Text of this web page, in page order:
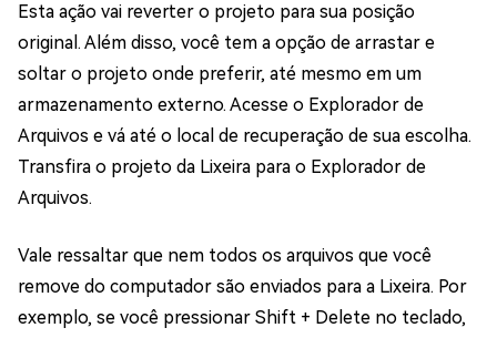
Esta ação vai reverter o projeto para sua posição
original. Além disso, você tem a opção de arrastar e
soltar o projeto onde preferir, até mesmo em um
armazenamento externo. Acesse o Explorador de
Arquivos e vá até o local de recuperação de sua escolha.
Transfira o projeto da Lixeira para o Explorador de
Arquivos.
Vale ressaltar que nem todos os arquivos que você
remove do computador são enviados para a Lixeira. Por
exemplo, se você pressionar Shift + Delete no teclado,